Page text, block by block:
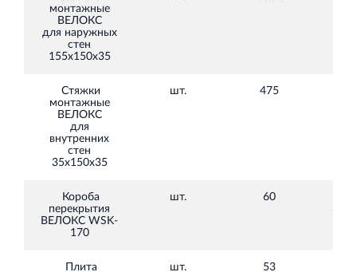
монтажные
ВЕЛОКС
для наружных
стен
155х150х35
Стяжки
монтажные
ВЕЛОКС
для
внутренних
стен
35х150х35
шт. 475
Короба
перекрытия
ВЕЛОКС WSK-
170
шт. 60
Плита шт. 53